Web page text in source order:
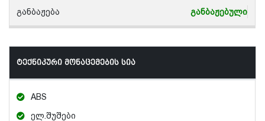
განბაჟება განბაჟებული
ტექნიკური მონაცემების სია
ABS
ელ.შუშები